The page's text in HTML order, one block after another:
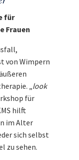
für
Frauen
von Wimpern
„ look
für
hilft
im Alter
sich selbst
zu sehen.